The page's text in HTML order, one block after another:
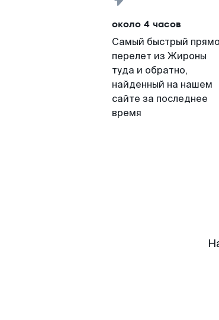
около 4 часов
Самый быстрый
перелет из Жироны
туда и обратно,
найденный на нашем
сайте за последнее
время